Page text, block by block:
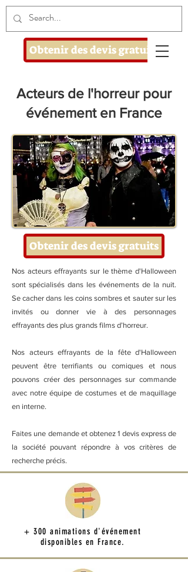
Obtenir des devis gratuits
Acteurs de l'horreur pour
événement en France
Obtenir des devis gratuits
Nos acteurs effrayants sur le thème d'Halloween
sont spécialisés dans les événements de la nuit.
Se cacher dans les coins sombres et sauter sur les
invités ou donner vie à des personnages
effrayants des plus grands films d’horreur.
Nos acteurs effrayants de la fête d'Halloween
peuvent être terrifiants ou comiques et nous
pouvons créer des personnages sur commande
avec notre équipe de costumes et de maquillage
en interne.
Faites une demande et obtenez 1 devis express de
la société pouvant répondre à vos critères de
recherche précis.
+ 300 animations d'événement
disponibles en France.